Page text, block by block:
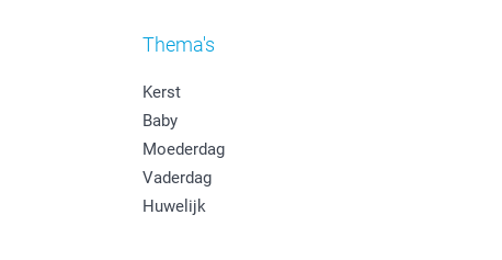
Thema's
Kerst
Baby
Moederdag
Vaderdag
Huwelijk